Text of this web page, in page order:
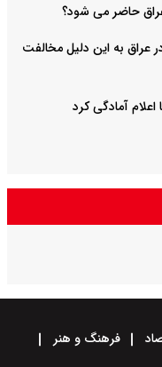
عراق حاضر می شود؟
عراق به این دلیل مخالفت
آمادگی کرد
فرهنگ و هنر